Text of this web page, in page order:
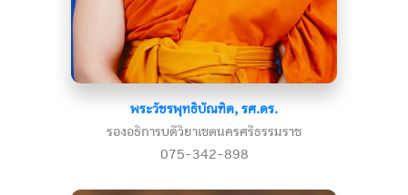
พระวัชรพุทธิบัณฑิต, รศ.ดร.
รองอธิการบดีวิยาเขตนครศรีธรรมราช
075-342-898